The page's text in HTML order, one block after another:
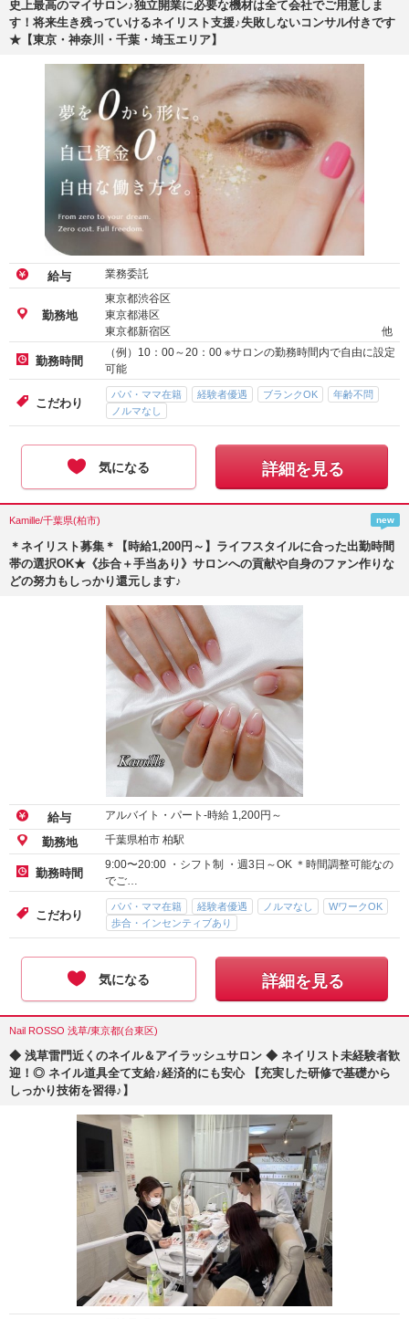
史上最高のマイサロン♪独立開業に必要な機材は全て会社でご用意しま
す！将来生き残っていけるネイリスト支援♪失敗しないコンサル付きです
★【東京・神奈川・千葉・埼玉エリア】
給与 業務委託
勤務地
東京都渋谷区
東京都港区
東京都新宿区
他
勤務時間
（例）10：00～20：00 ※サロンの勤務時間内で自由に設定
可能
こだわり
パパ・ママ在籍 経験者優遇 ブランクOK
年齢不問
ノルマなし
気になる 詳細を見る
Kamille/千葉県(柏市) new
＊ネイリスト募集＊【時給1,200円～】ライフスタイルに合った出勤時間
帯の選択OK★《歩合＋手当あり》サロンへの貢献や自身のファン作りな
どの努力もしっかり還元します♪
給与 アルバイト・パート-時給 1,200円～
勤務地 千葉県柏市 柏駅
勤務時間
9:00〜20:00 ・シフト制 ・週3日～OK ＊時間調整可能なの
でご…
こだわり
パパ・ママ在籍 経験者優遇 ノルマなし
WワークOK
歩合・インセンティブあり
気になる 詳細を見る
Nail ROSSO 浅草/東京都(台東区)
◆ 浅草雷門近くのネイル＆アイラッシュサロン ◆ ネイリスト未経験者歓
迎！◎ ネイル道具全て支給♪経済的にも安心 【充実した研修で基礎から
しっかり技術を習得♪】